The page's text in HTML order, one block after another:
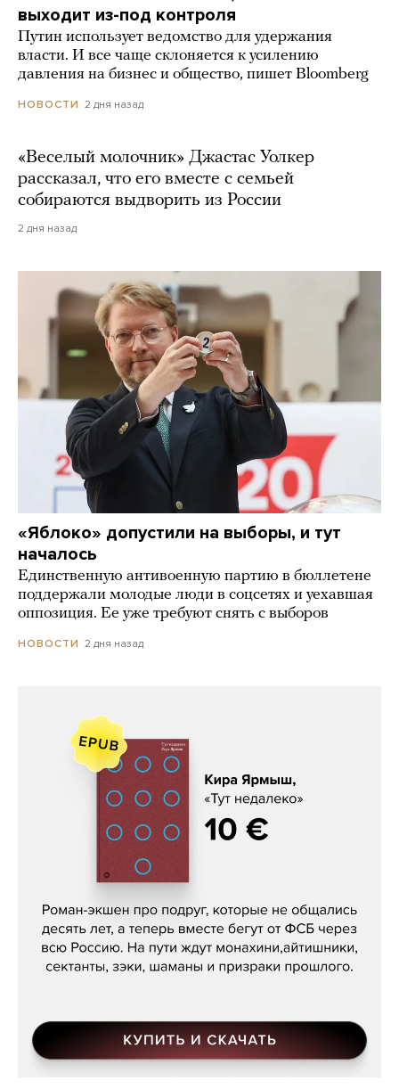
выходит из-под контроля
Путин использует ведомство для удержания
власти. И все чаще склоняется к усилению
давления на бизнес и общество, пишет Bloomberg
НОВОСТИ 2 дня назад
«Веселый молочник» Джастас Уолкер
рассказал, что его вместе с семьей
собираются выдворить из России
2 дня назад
«Яблоко» допустили на выборы, и тут
началось
Единственную антивоенную партию в бюллетене
поддержали молодые люди в соцсетях и уехавшая
оппозиция. Ее уже требуют снять с выборов
НОВОСТИ 2 дня назад
Кира Ярмыш, «Тут недалеко»